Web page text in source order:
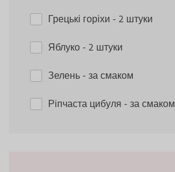
Грецькі горіхи - 2 штуки
Яблуко- 2 штуки
Зелень- за смаком
Ріпчаста цибуля - за смаком